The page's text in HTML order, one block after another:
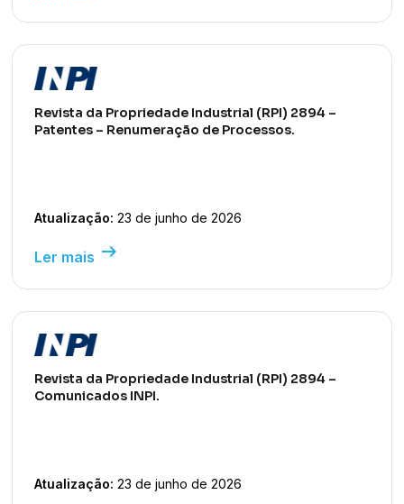
Revista da Propriedade Industrial (RPI) 2894 –
Patentes – Renumeração de Processos.
Atualização: 23 de junho de 2026
Ler mais arrow_right_alt
Revista da Propriedade Industrial (RPI) 2894 –
Comunicados INPI.
Atualização: 23 de junho de 2026